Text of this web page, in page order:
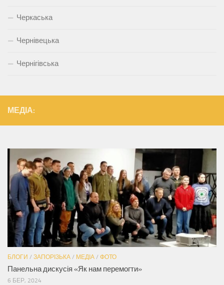
Черкаська
Чернівецька
Чернігівська
МЕДІА:
БЛОГИ / ЗАПОРІЗЬКА / МЕДІА / ФОТО
Панельна дискусія «Як нам перемогти»
6 БЕР, 2024